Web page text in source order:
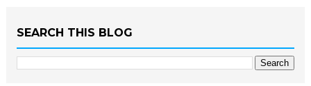
SEARCH THIS BLOG